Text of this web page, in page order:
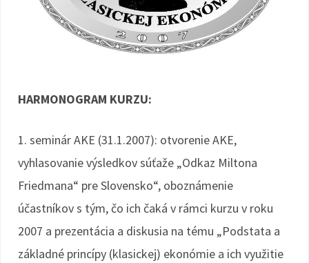
HARMONOGRAM KURZU:
1. seminár AKE (31.1.2007): otvorenie AKE,
vyhlasovanie výsledkov súťaže „Odkaz Miltona
Friedmana“ pre Slovensko“, oboznámenie
účastníkov s tým, čo ich čaká v rámci kurzu v roku
2007 a prezentácia a diskusia na tému „Podstata a
základné princípy (klasickej) ekonómie a ich využitie